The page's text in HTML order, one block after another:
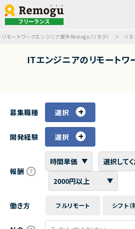
フリーランス
リモートワークエンジニア案件Remogu（リモグ）
リ
ITエンジニアのリモートワ
募集職種 選択
開発経験 選択
報酬
働き方 フルリモート シフト（